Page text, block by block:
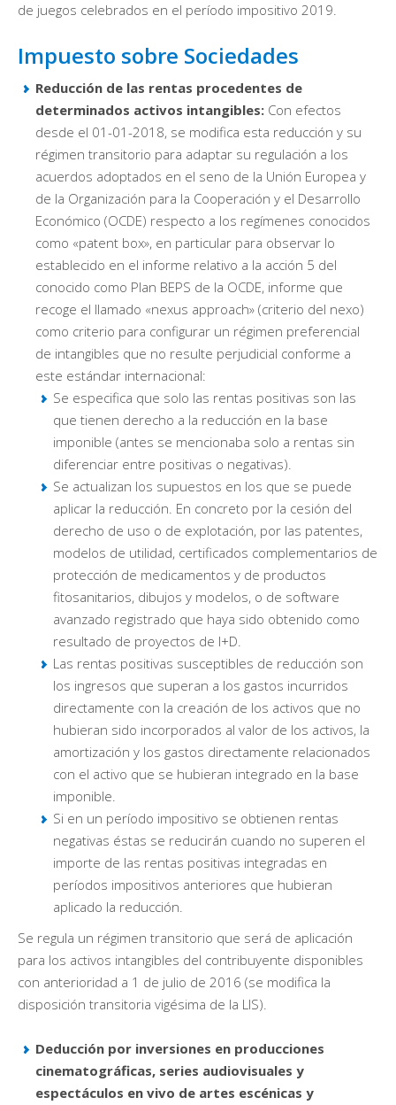
de juegos celebrados en el período impositivo 2019.
Impuesto sobre Sociedades
Reducción de las rentas procedentes de
determinados activos intangibles: Con efectos
desde el 01-01-2018, se modifica esta reducción y su
régimen transitorio para adaptar su regulación a los
acuerdos adoptados en el seno de la Unión Europea y
de la Organización para la Cooperación y el Desarrollo
Económico (OCDE) respecto a los regímenes conocidos
como «patent box», en particular para observar lo
establecido en el informe relativo a la acción 5 del
conocido como Plan BEPS de la OCDE, informe que
recoge el llamado «nexus approach» (criterio del nexo)
como criterio para configurar un régimen preferencial
de intangibles que no resulte perjudicial conforme a
este estándar internacional:
Se especifica que solo las rentas positivas son las
que tienen derecho a la reducción en la base
imponible (antes se mencionaba solo a rentas sin
diferenciar entre positivas o negativas).
Se actualizan los supuestos en los que se puede
aplicar la reducción. En concreto por la cesión del
derecho de uso o de explotación, por las patentes,
modelos de utilidad, certificados complementarios de
protección de medicamentos y de productos
fitosanitarios, dibujos y modelos, o de software
avanzado registrado que haya sido obtenido como
resultado de proyectos de I+D.
Las rentas positivas susceptibles de reducción son
los ingresos que superan a los gastos incurridos
directamente con la creación de los activos que no
hubieran sido incorporados al valor de los activos, la
amortización y los gastos directamente relacionados
con el activo que se hubieran integrado en la base
imponible.
Si en un período impositivo se obtienen rentas
negativas éstas se reducirán cuando no superen el
importe de las rentas positivas integradas en
períodos impositivos anteriores que hubieran
aplicado la reducción.
Se regula un régimen transitorio que será de aplicación
para los activos intangibles del contribuyente disponibles
con anterioridad a 1 de julio de 2016 (se modifica la
disposición transitoria vigésima de la LIS).
Deducción por inversiones en producciones
cinematográficas, series audiovisuales y
espectáculos en vivo de artes escénicas y